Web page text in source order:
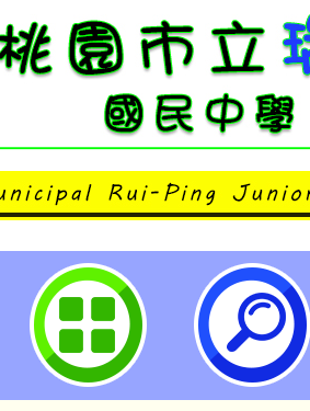
民國兒童福利聯盟基
年9月10日（星期三
間進行「青少年網路
查問卷及網址-桃